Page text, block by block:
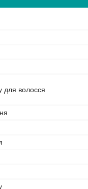
для волосся